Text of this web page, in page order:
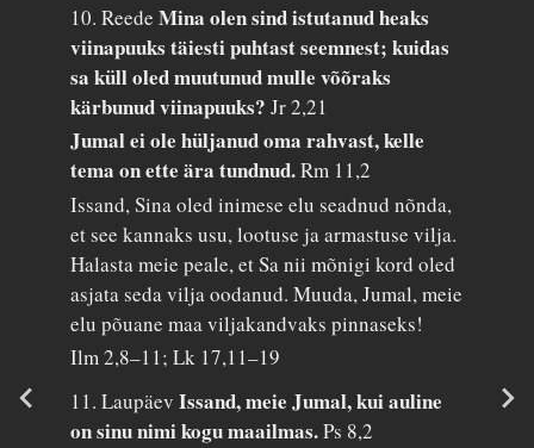
10. ReedeMina olen sind istutanud heaks
viinapuuks täiesti puhtast seemnest; kuidas
sa küll oled muutunud mulle võõraks
kärbunud viinapuuks?Jr 2,21
Jumal ei ole hüljanud oma rahvast, kelle
tema on ette ära tundnud.Rm 11,2
Issand, Sina oled inimese elu seadnud nõnda,
et see kannaks usu, lootuse ja armastuse vilja.
Halasta meie peale, et Sa nii mõnigi kord oled
asjata seda vilja oodanud. Muuda, Jumal, meie
elu põuane maa viljakandvaks pinnaseks!
Ilm 2,8–11; Lk 17,11–19
11. LaupäevIssand, meie Jumal, kui auline
on sinu nimi kogu maailmas.Ps 8,2